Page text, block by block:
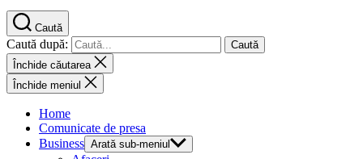
Caută
Caută după:
Închide căutarea
Închide meniul
Home
Comunicate de presa
Business Arată sub-meniul